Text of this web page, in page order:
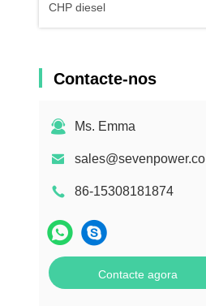
CHP diesel
Contacte-nos
Ms. Emma
86-15308181874
Contacte agora